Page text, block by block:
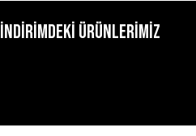
İndirimdeki Ürünlerimiz